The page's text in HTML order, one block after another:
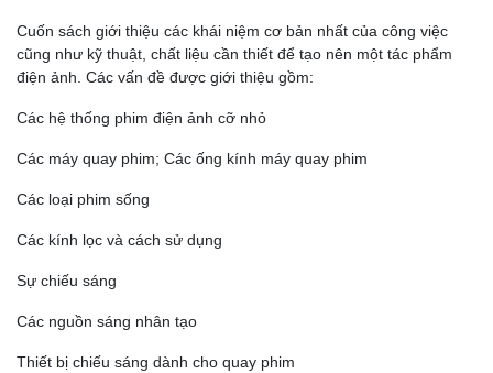
Cuốn sách giới thiệu các khái niệm cơ bản nhất của công việc
cũng như kỹ thuật, chất liệu cần thiết để tạo nên một tác phẩm
điện ảnh. Các vấn đề được giới thiệu gồm:
Các hệ thống phim điện ảnh cỡ nhỏ
Các máy quay phim; Các ống kính máy quay phim
Các loại phim sống
Các kính lọc và cách sử dụng
Sự chiếu sáng
Các nguồn sáng nhân tạo
Thiết bị chiếu sáng dành cho quay phim